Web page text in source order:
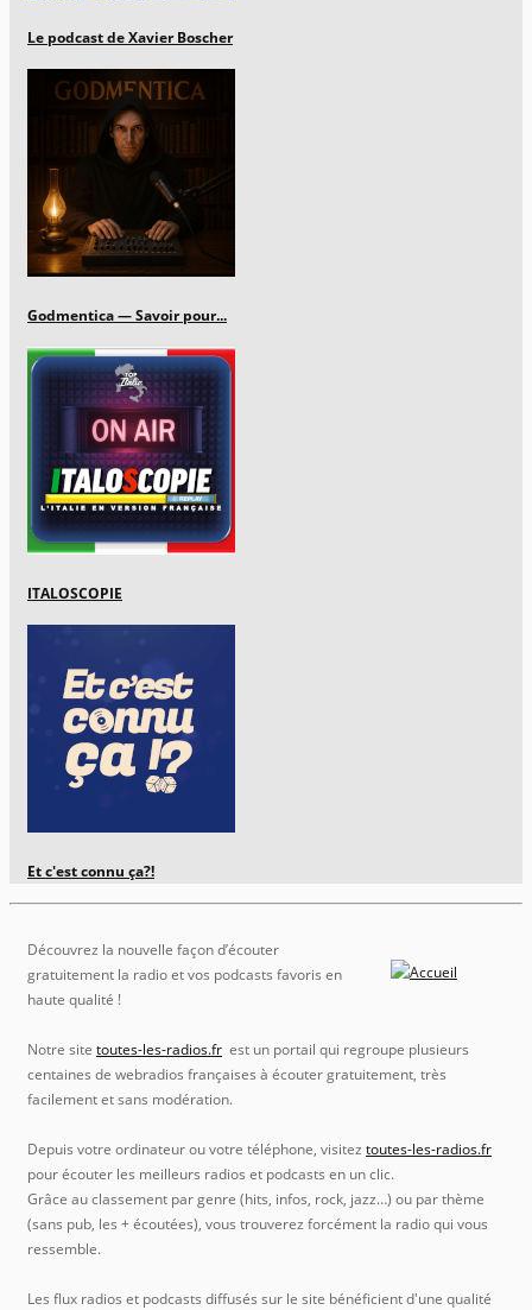
Le podcast de Xavier Boscher
Godmentica — Savoir pour...
ITALOSCOPIE
Et c'est connu ça?!
Découvrez la nouvelle façon d’écouter
gratuitement la radio et vos podcasts favoris en
haute qualité !
Notre site toutes-les-radios.fr est un portail qui regroupe plusieurs
centaines de webradios françaises à écouter gratuitement, très
facilement et sans modération.
Depuis votre ordinateur ou votre téléphone, visitez toutes-les-radios.fr
pour écouter les meilleurs radios et podcasts en un clic.
Grâce au classement par genre (hits, infos, rock, jazz…) ou par thème
(sans pub, les + écoutées), vous trouverez forcément la radio qui vous
ressemble.
Les flux radios et podcasts diffusés sur le site bénéficient d'une qualité